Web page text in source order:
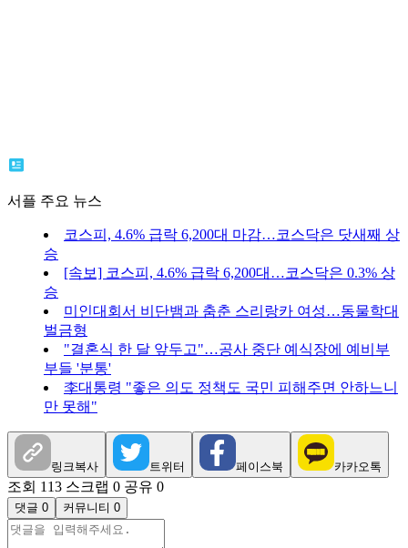
서플 주요 뉴스
코스피, 4.6% 급락 6,200대 마감…코스닥은 닷새째 상
승
[속보] 코스피, 4.6% 급락 6,200대…코스닥은 0.3% 상
승
미인대회서 비단뱀과 춤춘 스리랑카 여성…동물학대
벌금형
"결혼식 한 달 앞두고"…공사 중단 예식장에 예비부
부들 '분통'
李대통령 "좋은 의도 정책도 국민 피해주면 안하느니
만 못해"
링크복사 트위터 페이스북 카카오톡
조회 113 스크랩 0 공유 0
댓글 0 커뮤니티 0